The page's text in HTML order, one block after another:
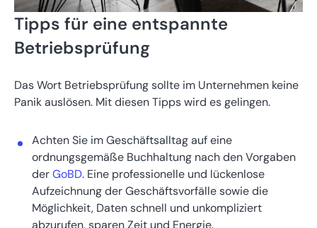
Tipps für eine entspannte
Betriebsprüfung
Das Wort Betriebsprüfung sollte im Unternehmen keine
Panik auslösen. Mit diesen Tipps wird es gelingen.
Achten Sie im Geschäftsalltag auf eine
ordnungsgemäße Buchhaltung nach den Vorgaben
derGoBD. Eine professionelle und lückenlose
Aufzeichnung der Geschäftsvorfälle sowie die
Möglichkeit, Daten schnell und unkompliziert
abzurufen, sparen Zeit und Energie.